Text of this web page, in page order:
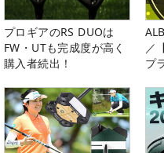
プロギアのRS DUOは
FW・UTも完成度が高く
購入者続出！
／
プ